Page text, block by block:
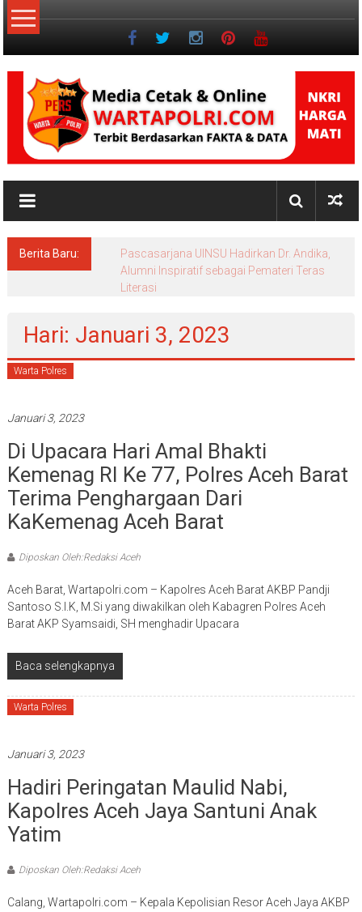
Lompat
ke
NKRI
Jurnalisme
Berita Baru:
Pascasarjana UINSU Hadirkan Dr. Andika,
Alumni Inspiratif sebagai Pemateri Teras
Literasi
Hari: Januari 3, 2023
Warta Polres
Januari 3, 2023
Di Upacara Hari Amal Bhakti
Kemenag RI Ke 77, Polres Aceh Barat
Terima Penghargaan Dari
KaKemenag Aceh Barat
Diposkan Oleh:Redaksi Aceh
Aceh Barat, Wartapolri.com – Kapolres Aceh Barat AKBP Pandji
Santoso S.I.K, M.Si yang diwakilkan oleh Kabagren Polres Aceh
Barat AKP Syamsaidi, SH menghadir Upacara
Baca selengkapnya
Warta Polres
Januari 3, 2023
Hadiri Peringatan Maulid Nabi,
Kapolres Aceh Jaya Santuni Anak
Yatim
Diposkan Oleh:Redaksi Aceh
Calang, Wartapolri.com – Kepala Kepolisian Resor Aceh Jaya AKBP